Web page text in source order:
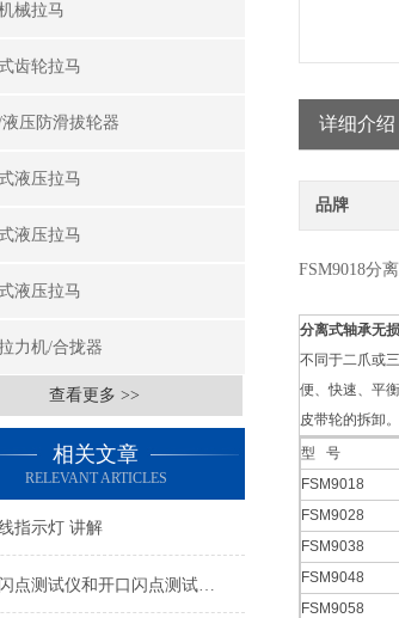
械拉马
齿轮拉马
压防滑拔轮器
液压拉马
液压拉马
液压拉马
力机/合拢器
查看更多 >>
相关文章
RELEVANT ARTICLES
指示灯 讲解
闭口闪点测试仪和开口闪点测试仪的区别
详细介绍
品牌
FSM9018分
分离式轴承无
不同于二爪或
便、快速、平
皮带轮的拆卸。
型 号
FSM9018
FSM9028
FSM9038
FSM9048
FSM9058